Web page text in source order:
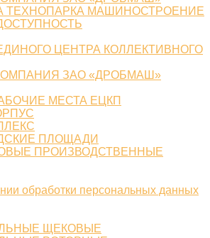
ТЕХНОПАРКА МАШИНОСТРОЕНИЕ
ЦЕНТРА КОЛЛЕКТИВНОГО
ЗАО «ДРОБМАШ»
МЕСТА ЕЦКП
ПЛОЩАДИ
ПРОИЗВОДСТВЕННЫЕ
обработки персональных данных
ЩЕКОВЫЕ